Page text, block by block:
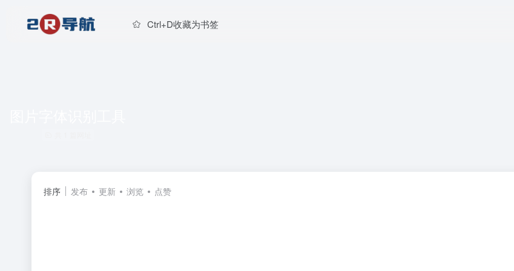
Ctrl+D收藏为书签
排序 发布 更新 浏览 点赞